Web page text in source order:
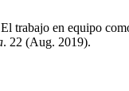
trabajo en equipo
. 22 (Aug. 2019).